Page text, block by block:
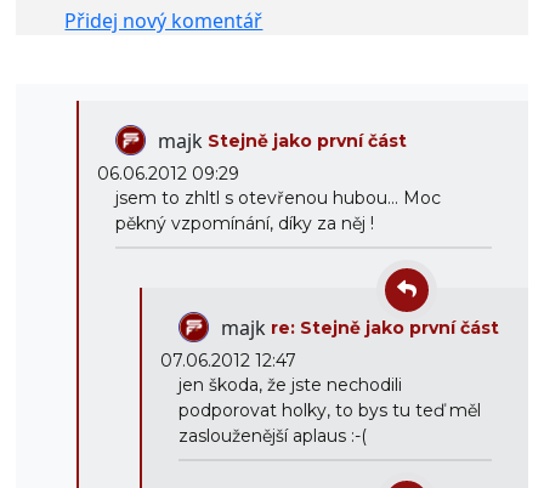
Přidej nový komentář
majk Stejně jako první část
06.06.2012 09:29
jsem to zhltl s otevřenou hubou... Moc
pěkný vzpomínání, díky za něj !
majk re: Stejně jako první část
07.06.2012 12:47
jen škoda, že jste nechodili
podporovat holky, to bys tu teď měl
zaslouženější aplaus :-(